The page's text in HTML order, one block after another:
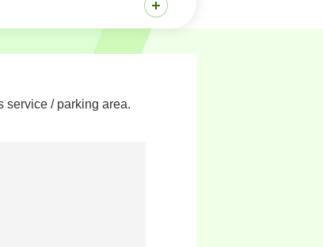
service / parking area.